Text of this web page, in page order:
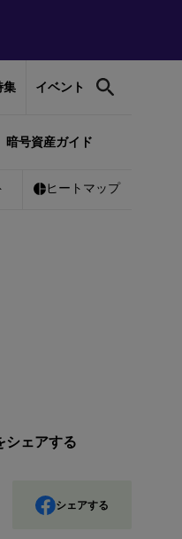
集 イベント
暗号資産ガイド
Ethereum ￥301,766
ヒートマップ
シェアする
シェアする